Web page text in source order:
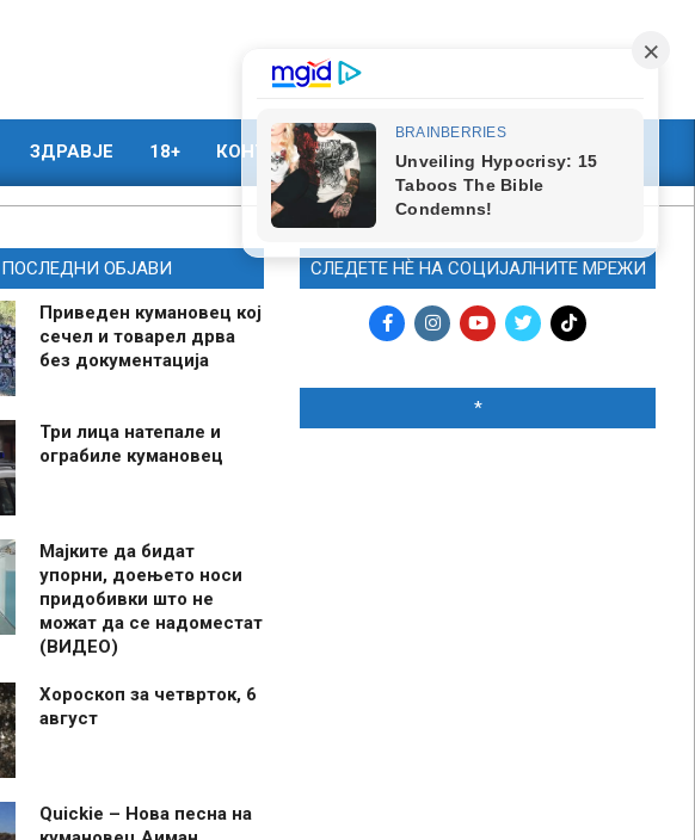
ЗДРАВЈЕ 18+ КОНТАКТ МАРКЕТИНГ
ПОСЛЕДНИ ОБЈАВИ
Приведен кумановец кој
сечел и товарел дрва
без документација
Три лица натепале и
ограбиле кумановец
Мајките да бидат
упорни, доењето носи
придобивки што не
можат да се надоместат
(ВИДЕО)
Хороскоп за четврток, 6
август
Quickie – Нова песна на
СЛЕДЕТЕ НЀ НА СОЦИЈАЛНИТЕ МРЕЖИ
*